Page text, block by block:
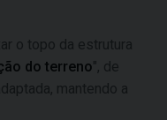
o topo da estrutura
do terreno", de
mantendo a